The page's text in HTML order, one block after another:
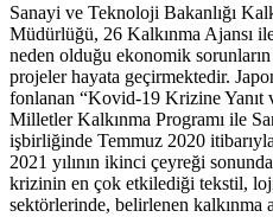
Sanayi ve Teknoloji Bakanlığı
Müdürlüğü, 26 Kalkınma Ajansı
neden olduğu ekonomik
projeler hayata geçirmektedir.
fonlanan “Kovid-19 Krizine Yanıt
Milletler Kalkınma Programı ile
işbirliğinde Temmuz 2020
2021 yılının ikinci çeyreği
krizinin en çok etkilediği tekstil,
sektörlerinde, belirlenen kalkınma